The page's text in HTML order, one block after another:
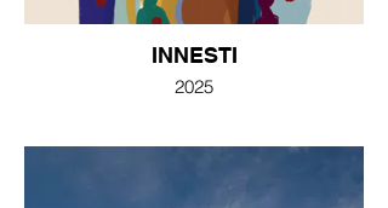
INNESTI
2025